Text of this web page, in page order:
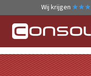
Wij krijgen ★
★★
★★
★